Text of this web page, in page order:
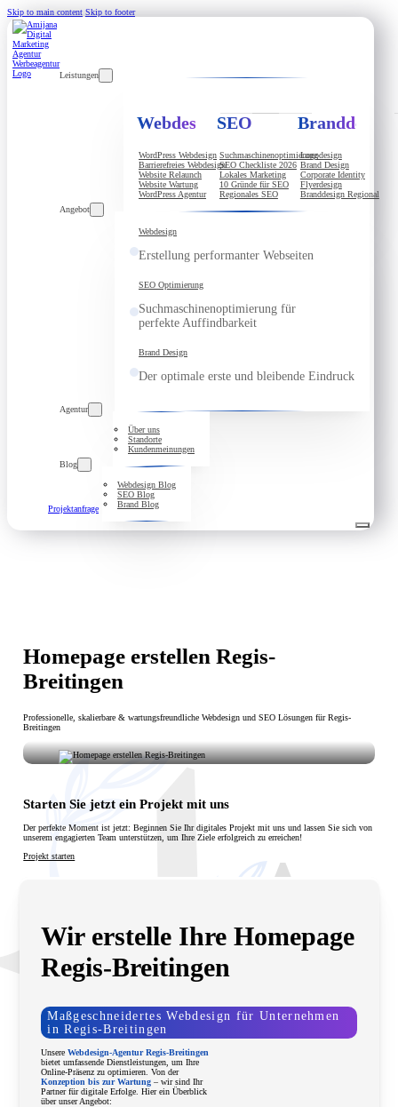
Skip to main content Skip to footer
Leistungen
Webdesign
WordPress Webdesign
Barrierefreies Webdesign
Website Relaunch
Website Wartung
WordPress Agentur
SEO
Suchmaschinenoptimierung
SEO Checkliste 2026
Lokales Marketing
10 Gründe für SEO
Regionales SEO
Branddesign
Logodesign
Brand Design
Corporate Identity
Flyerdesign
Branddesign Regional
Angebot
Webdesign
Erstellung performanter Webseiten
SEO Optimierung
Suchmaschinenoptimierung für
perfekte Auffindbarkeit
Brand Design
Der optimale erste und bleibende Eindruck
Agentur
Über uns
Standorte
Kundenmeinungen
Blog
Webdesign Blog
SEO Blog
Brand Blog
Projektanfrage
Homepage erstellen Regis-
Breitingen
Professionelle, skalierbare & wartungsfreundliche Webdesign und SEO Lösungen für Regis-
Breitingen
Regis-Breitingen. Wir entwickeln moderne,
funktionale Websites, die Ihr Unternehmen lokal und
digital sichtbar machen.
Starten Sie jetzt ein Projekt mit uns
Der perfekte Moment ist jetzt: Beginnen Sie Ihr digitales Projekt mit uns und lassen Sie sich von
unserem engagierten Team unterstützen, um Ihre Ziele erfolgreich zu erreichen!
Projekt starten
Wir erstelle Ihre Homepage
Regis-Breitingen
Maßgeschneidertes Webdesign für Unternehmen
in Regis-Breitingen
UnsereWebdesign-Agentur Regis-Breitingen
bietet umfassende Dienstleistungen, um Ihre
Online-Präsenz zu optimieren. Von der
Konzeption bis zur Wartung – wir sind Ihr
Partner für digitale Erfolge. Hier ein Überblick
über unser Angebot: